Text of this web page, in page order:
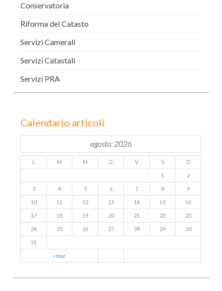
Conservatoria
Riforma del Catasto
Servizi Camerali
Servizi Catastali
Servizi PRA
Calendario articoli
agosto: 2026
L M M G V S D
« mar
1 2
3 4 5 6 7 8 9
10 11 12 13 14 15 16
17 18 19 20 21 22 23
24 25 26 27 28 29 30
31